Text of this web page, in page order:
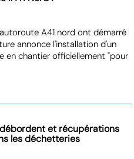
A41 nord ont démarré
annonce l'installation d'un
en chantier officiellement "pour
débordent et récupérations
les déchetteries